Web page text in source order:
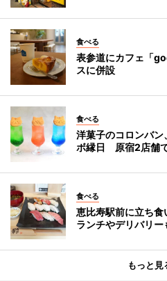
食べる
表参道にカフェ「
スに併設
食べる
洋菓子のコロンバ
ボ縁日 原宿2店舗
食べる
恵比寿駅前に立ち
ランチやデリバリー
もっと見